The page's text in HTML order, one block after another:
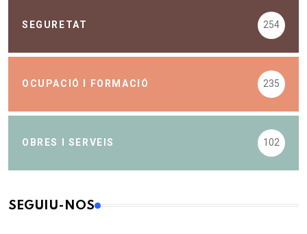
SEGURETAT 254
OCUPACIÓ I FORMACIÓ 235
OBRES I SERVEIS 102
SEGUIU-NOS